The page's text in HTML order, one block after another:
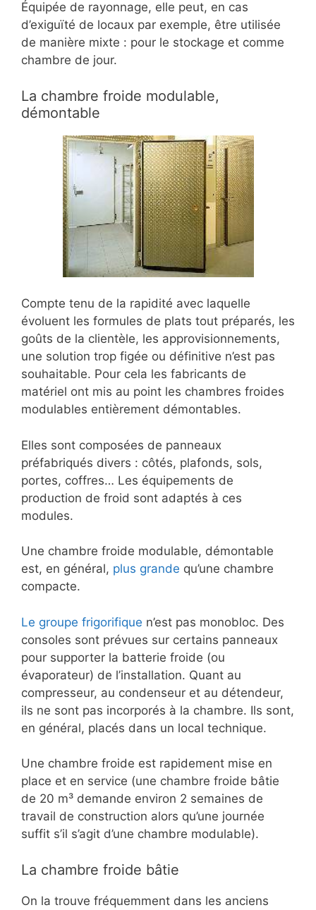
Équipée de rayonnage, elle peut, en cas
d’exiguïté de locaux par exemple, être utilisée
de manière mixte : pour le stockage et comme
chambre de jour.
La chambre froide modulable,
démontable
Compte tenu de la rapidité avec laquelle
évoluent les formules de plats tout préparés, les
goûts de la clientèle, les approvisionnements,
une solution trop figée ou définitive n’est pas
souhaitable. Pour cela les fabricants de
matériel ont mis au point les chambres froides
modulables entièrement démontables.
Elles sont composées de panneaux
préfabriqués divers : côtés, plafonds, sols,
portes, coffres… Les équipements de
production de froid sont adaptés à ces
modules.
Une chambre froide modulable, démontable
est, en général, plus grande qu’une chambre
compacte.
Le groupe frigorifique n’est pas monobloc. Des
consoles sont prévues sur certains panneaux
pour supporter la batterie froide (ou
évaporateur) de l’installation. Quant au
compresseur, au condenseur et au détendeur,
ils ne sont pas incorporés à la chambre. Ils sont,
en général, placés dans un local technique.
Une chambre froide est rapidement mise en
place et en service (une chambre froide bâtie
de 20 m³ demande environ 2 semaines de
travail de construction alors qu’une journée
suffit s’il s’agit d’une chambre modulable).
La chambre froide bâtie
On la trouve fréquemment dans les anciens